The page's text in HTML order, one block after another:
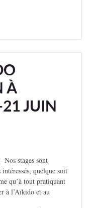
À
JUIN
stages sont
quelque soit
qu’à tout pratiquant
à l’Aïkido et au